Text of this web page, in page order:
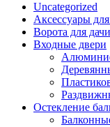
Uncategorized
Аксессуары
Ворота для дачи
Входные двери
Остекление